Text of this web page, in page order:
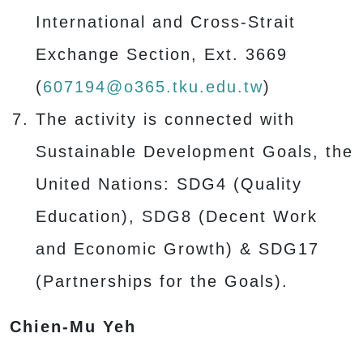
International and Cross-Strait
Exchange Section, Ext. 3669
(607194@o365.tku.edu.tw)
The activity is connected with
Sustainable Development Goals, the
United Nations: SDG4 (Quality
Education), SDG8 (Decent Work
and Economic Growth) & SDG17
(Partnerships for the Goals).
Chien-Mu Yeh